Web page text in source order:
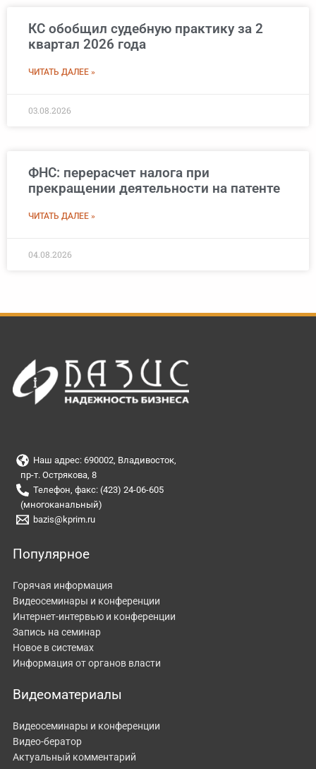
КС обобщил судебную практику за 2
квартал 2026 года
ЧИТАТЬ ДАЛЕЕ »
03.08.2026
ФНС: перерасчет налога при
прекращении деятельности на патенте
ЧИТАТЬ ДАЛЕЕ »
04.08.2026
Наш адрес: 690002, Владивосток,
пр-т. Острякова, 8
Телефон, факс: (423) 24-06-605
(многоканальный)
bazis@kprim.ru
Популярное
Горячая информация
Видеосеминары и конференции
Интернет-интервью и конференции
Запись на семинар
Новое в системах
Информация от органов власти
Видеоматериалы
Видеосеминары и конференции
Видео-бератор
Актуальный комментарий